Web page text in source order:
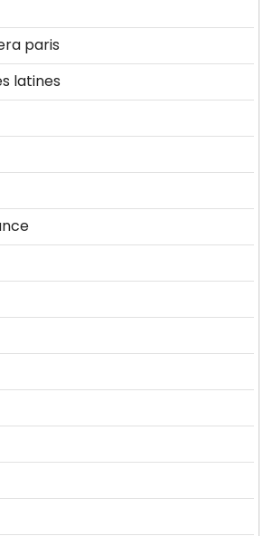
paris
latines